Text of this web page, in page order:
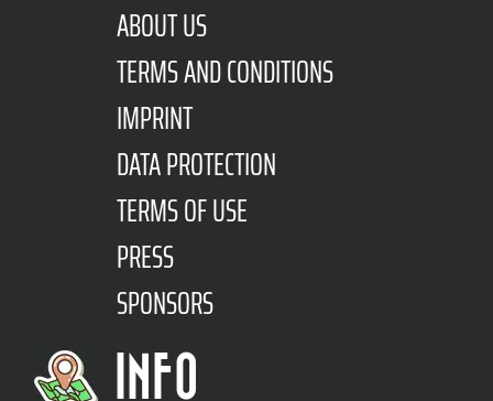
ABOUT US
TERMS AND CONDITIONS
IMPRINT
DATA PROTECTION
TERMS OF USE
PRESS
SPONSORS
INFO